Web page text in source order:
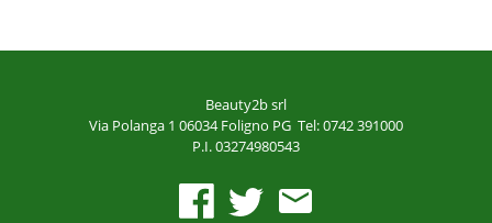
Beauty2b srl
Via Polanga 1 06034 Foligno PG Tel: 0742 391000
P.I. 03274980543